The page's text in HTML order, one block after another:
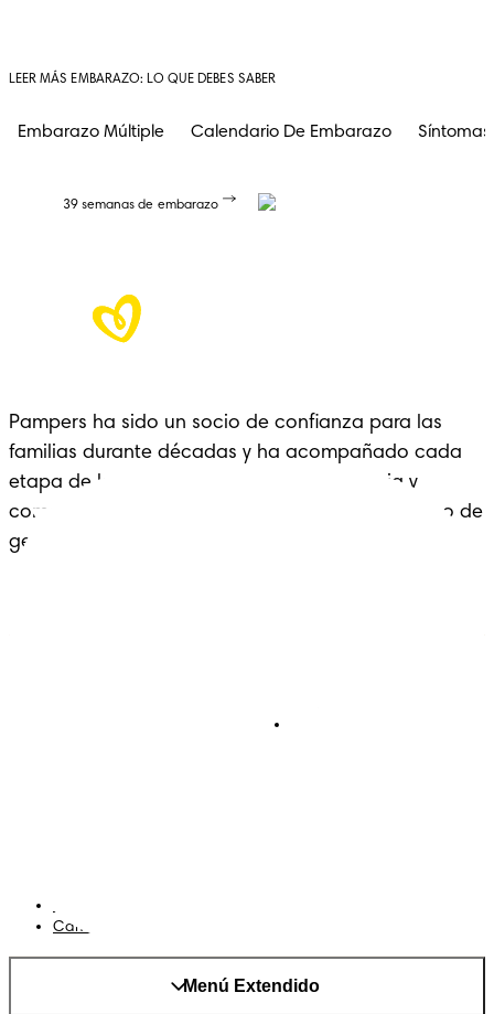
LEER MÁS EMBARAZO: LO QUE DEBES SABER
Embarazo Múltiple Calendario De Embarazo
39 semanas de embarazo
Pampers ha sido un socio de confianza para las
familias durante décadas y ha acompañado cada
etapa de la crianza con cariño, experiencia y
comodidad: un legado que se extiende a lo largo de
generaciones.
Cambiar el país/region
Menú Extendido